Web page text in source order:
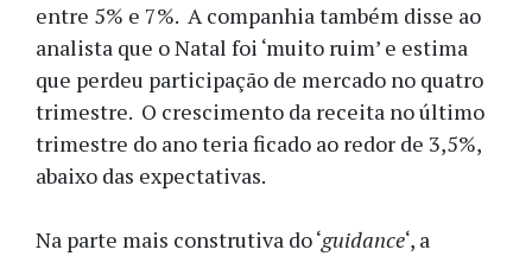
entre 5% e 7%. A companhia também disse ao
analista que o Natal foi ‘muito ruim’ e estima
que perdeu participação de mercado no quatro
trimestre. O crescimento da receita no último
trimestre do ano teria ficado ao redor de 3,5%,
abaixo das expectativas.
Na parte mais construtiva do ‘guidance‘, a